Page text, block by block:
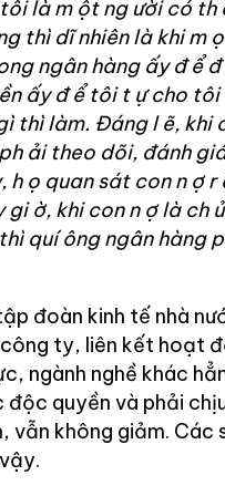
là m ột ng ười có th
thì dĩ nhiên là khi m
ngân hàng ấy đ ể đ
ền ấy đ ể tôi t ự cho tôi
thì làm. Đáng l ẽ, khi
ải theo dõi, đánh
h ọ quan sát con n ợ r
gi ờ, khi con n ợ là ch
quí ông ngân hàng
đoàn kinh tế nhà
ty, liên kết hoạt
ngành nghề khác
độc quyền và phải
vẫn không giảm. Các